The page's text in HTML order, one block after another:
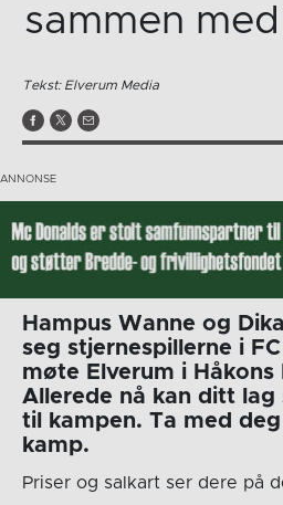
sammen
Tekst: Elverum Media
Hampus Wanne og
seg stjernespillerne i
møte Elverum i
Allerede nå kan ditt
til kampen. Ta med
kamp.
Priser og salkart ser dere på